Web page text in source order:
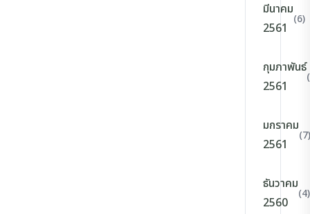
มีนาคม
2561
(6)
กุมภาพันธ์
2561
มกราคม
2561
(7)
ธันวาคม
2560
(4)